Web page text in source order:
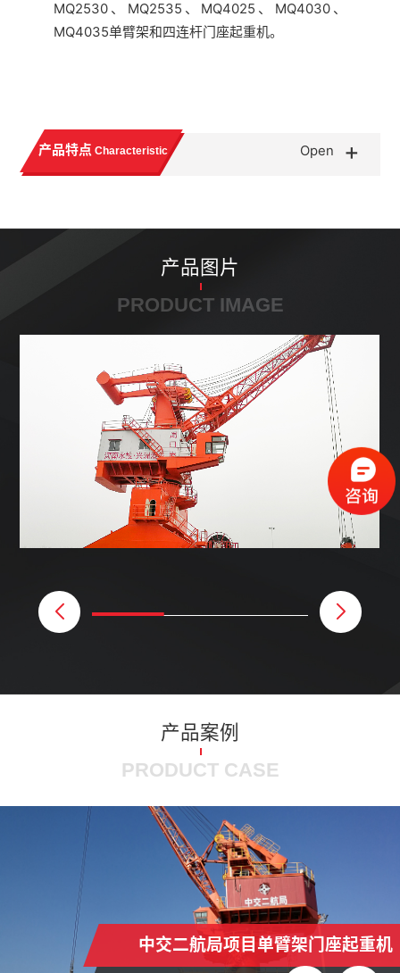
MQ2530、MQ2535、MQ4025、MQ4030、
MQ4035单臂架和四连杆门座起重机。
产品特点 Characteristic Open +
产品图片
PRODUCT IMAGE
产品案例
PRODUCT CASE
中交二航局项目单臂架门座起重机